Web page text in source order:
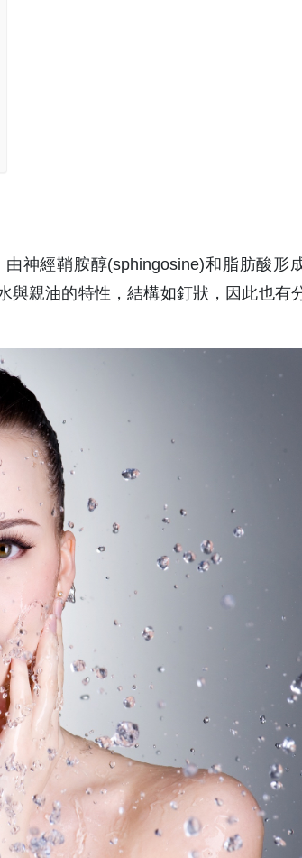
神經鞘胺醇(sphingosine)和脂肪酸形
與親油的特性，結構如釘狀，因此也有